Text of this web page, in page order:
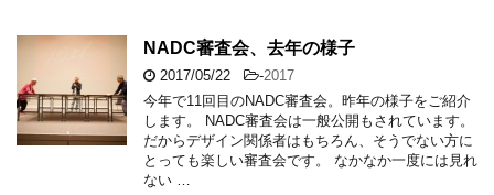
NADC審査会、去年の様子
2017/05/22 -2017
今年で11回目のNADC審査会。昨年の様子をご紹介
します。 NADC審査会は一般公開もされています。
だからデザイン関係者はもちろん、そうでない方に
とっても楽しい審査会です。 なかなか一度には見れ
ない …